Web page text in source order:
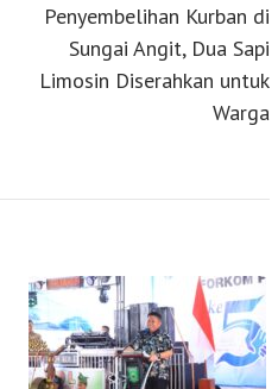
Penyembelihan Kurban di
Sungai Angit, Dua Sapi
Limosin Diserahkan untuk
Warga